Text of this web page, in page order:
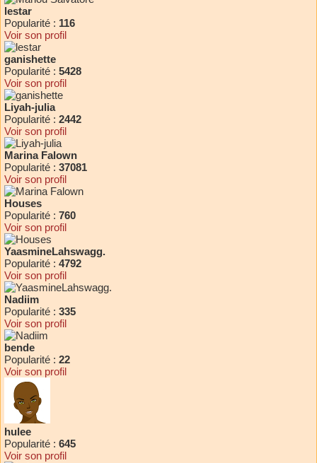
lestar
Popularité : 116
Voir son profil
ganishette
Popularité : 5428
Voir son profil
Liyah-julia
Popularité : 2442
Voir son profil
Marina Falown
Popularité : 37081
Voir son profil
Houses
Popularité : 760
Voir son profil
YaasmineLahswagg.
Popularité : 4792
Voir son profil
Nadiim
Popularité : 335
Voir son profil
bende
Popularité : 22
Voir son profil
hulee
Popularité : 645
Voir son profil